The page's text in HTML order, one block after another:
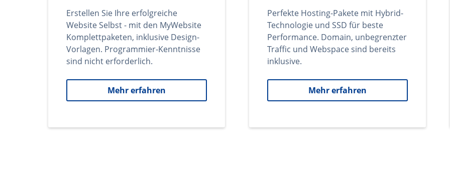
Erstellen Sie Ihre erfolgreiche
Website Selbst - mit den MyWebsite
Komplettpaketen, inklusive Design-
Vorlagen. Programmier-Kenntnisse
sind nicht erforderlich.
Mehr erfahren
Perfekte Hosting-Pakete mit Hybrid-
Technologie und SSD für beste
Performance. Domain, unbegrenzter
Traffic und Webspace sind bereits
inklusive.
Mehr erfahren